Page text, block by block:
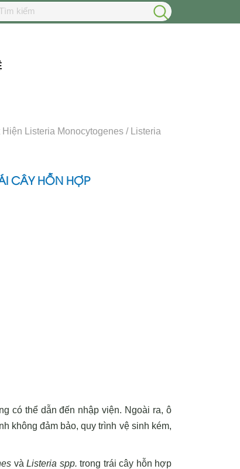
Listeria Monocytogenes / Listeria
CÂY HỖN HỢP
có thể dẫn đến nhập viện. Ngoài ra, ô
không đảm bảo, quy trình vệ sinh kém,
vàListeria spp. trong trái cây hỗn hợp